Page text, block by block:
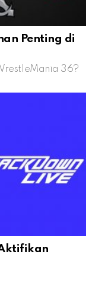
Penting di
36?